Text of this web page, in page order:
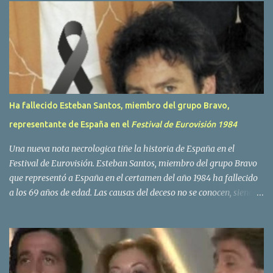
r
s
Ha fallecido Esteban Santos, miembro del grupo Bravo,
representante de España en el Festival de Eurovisión 1984
Una nueva nota necrologica tiñe la historia de España en el
Festival de Eurovisión. Esteban Santos, miembro del grupo Bravo
que representó a España en el certamen del año 1984 ha fallecido
a los 69 años de edad. Las causas del deceso no se conocen, siendo
traves de las redes sociales. Nacido en Tolosa en 1951, durante su
epoca universitaria en la carrera de empresariales conoció al
estudiante de medicina Luis Villar, comenzando a actuar